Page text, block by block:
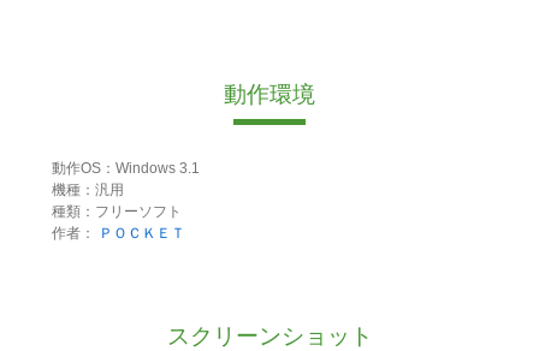
動作環境
動作OS：Windows 3.1
機種：汎用
種類：フリーソフト
作者：
ＰＯＣＫＥＴ
スクリーンショット